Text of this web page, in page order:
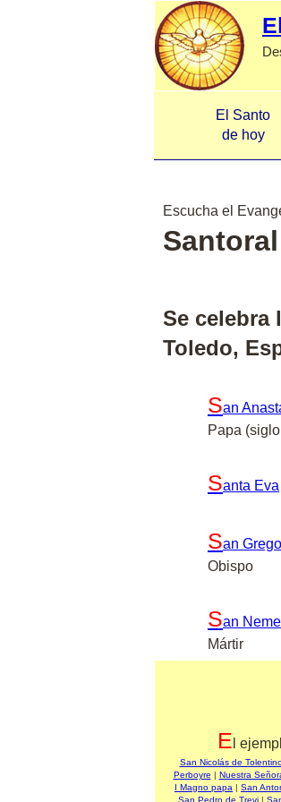
El Santo
de hoy
Escucha el
Se celebra
Toledo,
San
Papa
Santa Eva
San
Obispo
San
Mártir
E l
San Nicolás de
Perboyre | Nuestra
I Magno papa | San
San Pedro de Trevi|